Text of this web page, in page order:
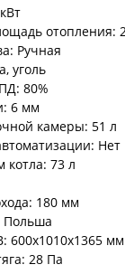
отопления:
Ручная
уголь
80%
6 мм
камеры: 51 л
Нет
котла: 73 л
180 мм
Польша
600x1010x1365 мм
28 Па